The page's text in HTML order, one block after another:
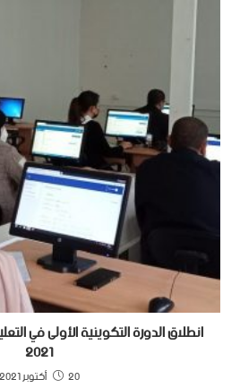
2021
20 أكتوبر 2021